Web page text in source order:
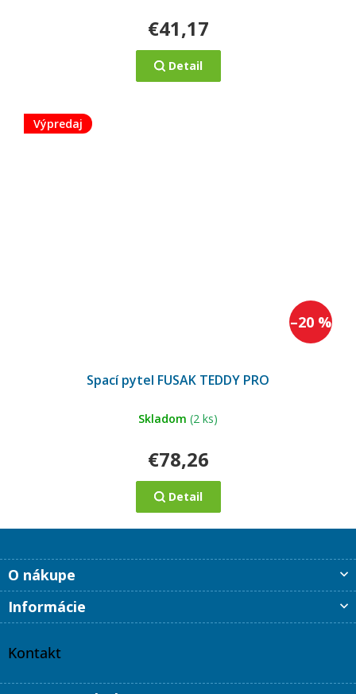
€41,17
Detail
Výpredaj
–20 %
Spací pytel FUSAK TEDDY PRO
Skladom (2 ks)
€78,26
Detail
Z
ä
O nákupe
Informácie
Kontakt